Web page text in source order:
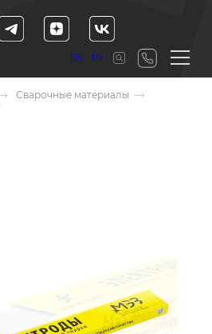
En Ру
Сварочные материалы